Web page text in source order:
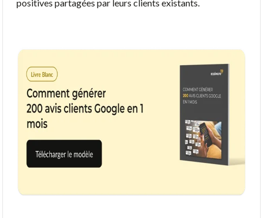
positives partagées par leurs clients existants.